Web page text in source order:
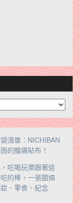
清單：NICHIBAN
的酸痛貼布！
吃喝玩樂跟著這
的棒，一張圖搞
、零食、紀念